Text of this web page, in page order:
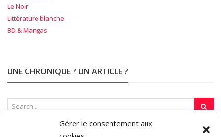
Gérer le consentement aux
Le Noir
Littérature blanche
BD & Mangas
UNE CHRONIQUE ? UN ARTICLE ?